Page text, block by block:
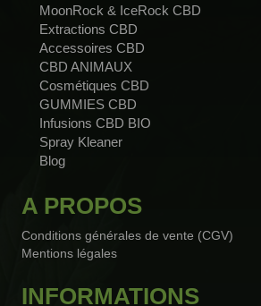
MoonRock & IceRock CBD
Extractions CBD
Accessoires CBD
CBD ANIMAUX
Cosmétiques CBD
GUMMIES CBD
Infusions CBD BIO
Spray Kleaner
Blog
A PROPOS
Conditions générales de vente (CGV)
Mentions légales
INFORMATIONS